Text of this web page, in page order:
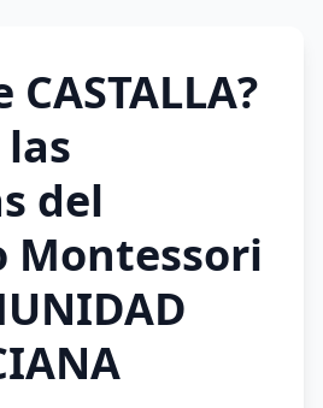
CASTALLA?
del
Montessori